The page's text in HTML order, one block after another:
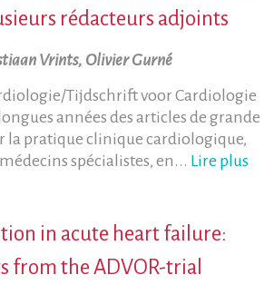
rédacteurs adjoints
Vrints, Olivier Gurné
Tijdschrift voor Cardiologie
années des articles de grande
la pratique clinique cardiologique,
spécialistes, en... Lire plus
in acute heart failure:
from the ADVOR-trial